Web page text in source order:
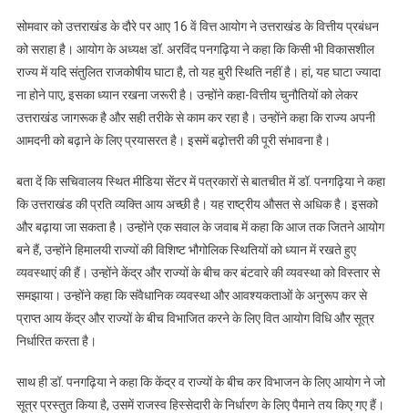
सोमवार को उत्तराखंड के दौरे पर आए 16 वें वित्त आयोग ने उत्तराखंड के वित्तीय प्रबंधन
को सराहा है। आयोग के अध्यक्ष डॉ. अरविंद पनगढ़िया ने कहा कि किसी भी विकासशील
राज्य में यदि संतुलित राजकोषीय घाटा है, तो यह बुरी स्थिति नहीं है। हां, यह घाटा ज्यादा
ना होने पाए, इसका ध्यान रखना जरूरी है। उन्होंने कहा-वित्तीय चुनौतियों को लेकर
उत्तराखंड जागरूक है और सही तरीके से काम कर रहा है। उन्होंने कहा कि राज्य अपनी
आमदनी को बढ़ाने के लिए प्रयासरत है। इसमें बढ़ोत्तरी की पूरी संभावना है।
बता दें कि सचिवालय स्थित मीडिया सेंटर में पत्रकारों से बातचीत में डॉ. पनगढ़िया ने कहा
कि उत्तराखंड की प्रति व्यक्ति आय अच्छी है। यह राष्ट्रीय औसत से अधिक है। इसको
और बढ़ाया जा सकता है। उन्होंने एक सवाल के जवाब में कहा कि आज तक जितने आयोग
बने हैं, उन्होंने हिमालयी राज्यों की विशिष्ट भौगोलिक स्थितियों को ध्यान में रखते हुए
व्यवस्थाएं की हैं। उन्होंने केंद्र और राज्यों के बीच कर बंटवारे की व्यवस्था को विस्तार से
समझाया। उन्होंने कहा कि संवैधानिक व्यवस्था और आवश्यकताओं के अनुरूप कर से
प्राप्त आय केंद्र और राज्यों के बीच विभाजित करने के लिए वित आयोग विधि और सूत्र
निर्धारित करता है।
साथ ही डॉ. पनगढ़िया ने कहा कि केंद्र व राज्यों के बीच कर विभाजन के लिए आयोग ने जो
सूत्र प्रस्तुत किया है, उसमें राजस्व हिस्सेदारी के निर्धारण के लिए पैमाने तय किए गए हैं।